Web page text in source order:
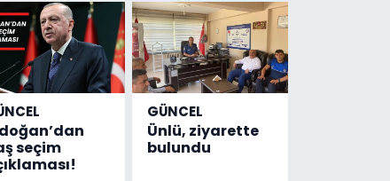
seçim
GÜNCEL
Ünlü, ziyarette
bulundu